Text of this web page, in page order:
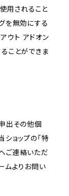
用されること
を無効にする
ウト アドオン
ことができま
出その他個
ョップの「特
ご連絡いただ
ムよりお問い